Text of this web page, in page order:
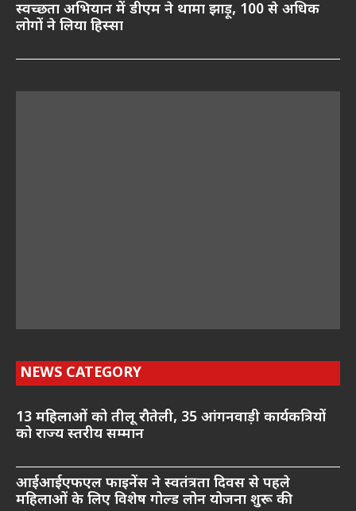
स्वच्छता अभियान में डीएम ने थामा झाड़ू, 100 से अधिक
लोगों ने लिया हिस्सा
NEWS CATEGORY
13 महिलाओं को तीलू रौतेली, 35 आंगनवाड़ी कार्यकत्रियों
को राज्य स्तरीय सम्मान
आईआईएफएल फाइनेंस ने स्वतंत्रता दिवस से पहले
महिलाओं के लिए विशेष गोल्ड लोन योजना शुरू की